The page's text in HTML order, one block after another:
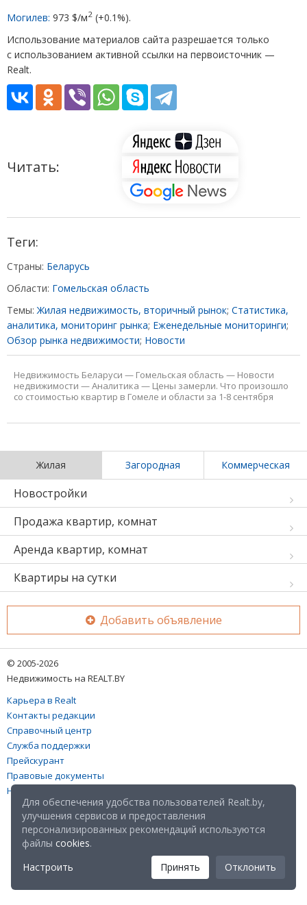
Могилев: 973 $/м2 (+0.1%).
Использование материалов сайта разрешается только
с использованием активной ссылки на первоисточник —
Realt.
Читать:
Теги:
Страны: Беларусь
Области: Гомельская область
Темы: Жилая недвижимость, вторичный рынок; Статистика,
аналитика, мониторинг рынка; Еженедельные мониторинги;
Обзор рынка недвижимости; Новости
Недвижимость Беларуси — Гомельская область — Новости
недвижимости —Аналитика — Цены замерли. Что произошло
со стоимостью квартир в Гомеле и области за 1-8 сентября
Жилая Загородная Коммерческая
Новостройки
Продажа квартир, комнат
Аренда квартир, комнат
Квартиры на сутки
Добавить объявление
© 2005-2026
Недвижимость на REALT.BY
Карьера в Realt
Контакты редакции
Справочный центр
Служба поддержки
Прейскурант
Правовые документы
Настройка файлов cookies
Для обеспечения удобства пользователей Realt.by,
улучшения сервисов и предоставления
персонализированных рекомендаций используются
файлы cookies.
Настроить
Принять Отклонить